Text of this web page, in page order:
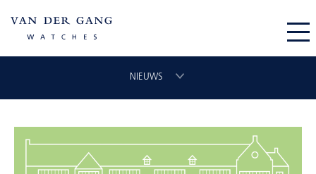
NIEUWS
UIT DE MANUFACTUUR